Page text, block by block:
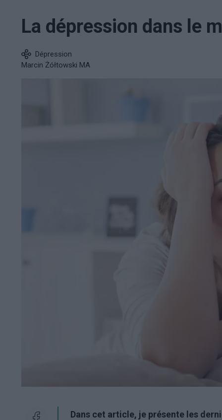
La dépression dans le
Dépression
Marcin Żółtowski MA
Dans cet article, je présente les